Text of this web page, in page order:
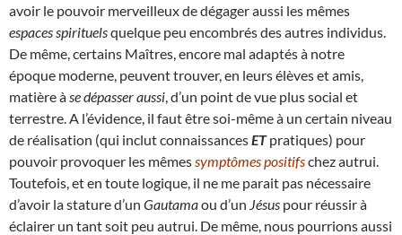
avoir le pouvoir merveilleux de dégager aussi les mêmes
espaces spirituelsquelque peu encombrés des autres individus.
De même, certains Maîtres, encore mal adaptés à notre
époque moderne, peuvent trouver, en leurs élèves et amis,
matière à se dépasser aussi , d’un point de vue plus social et
terrestre. A l’évidence, il faut être soi-même à un certain niveau
de réalisation (qui inclut connaissancesETpratiques) pour
pouvoir provoquer les mêmes symptômes positifschez autrui.
Toutefois, et en toute logique, il ne me parait pas nécessaire
d’avoir la stature d’un Gautamaou d’un Jésus pour réussir à
éclairer un tant soit peu autrui. De même, nous pourrions aussi